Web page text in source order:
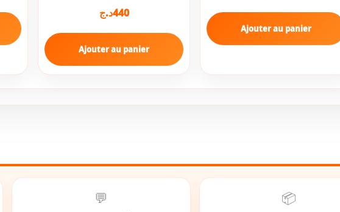
Ajouter au panier
440د.ج
Ajouter au panier
📦
💬